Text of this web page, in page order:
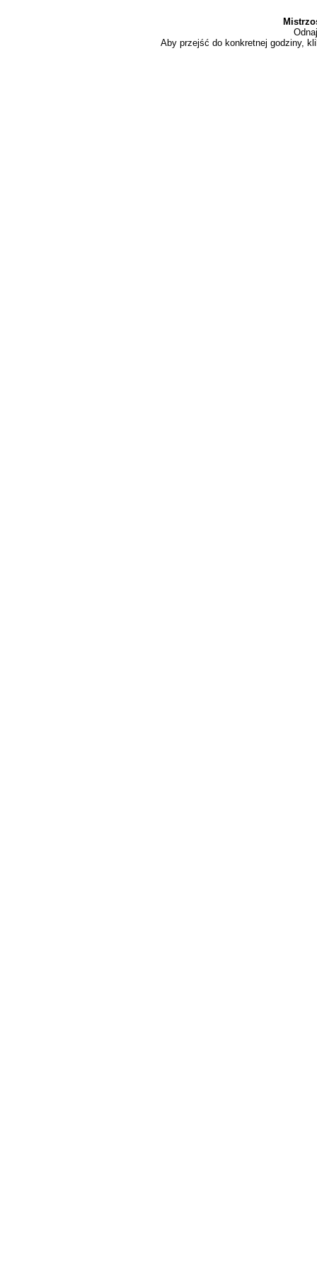
Aby przejść do konkretnej godziny,